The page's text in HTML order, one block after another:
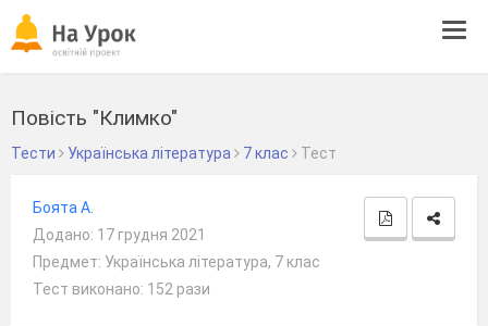
Повість "Климко"
Тести Українська література 7 клас Тест
Боята А.
Додано: 17 грудня 2021
Предмет: Українська література, 7 клас
Тест виконано: 152 рази